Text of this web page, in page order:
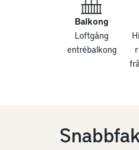
Balkong
Loftgång
entrébalkong